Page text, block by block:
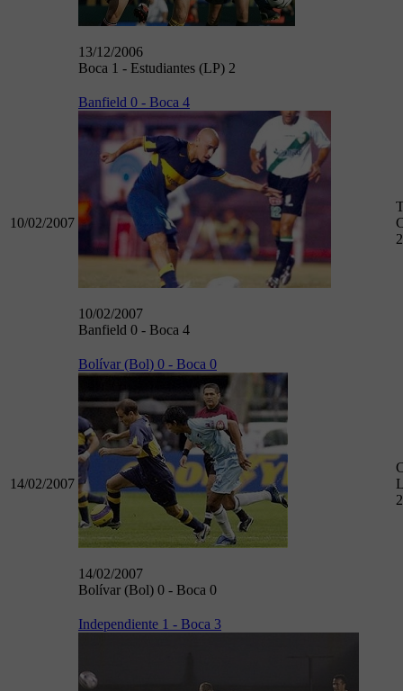
13/12/2006
Boca 1 - Estudiantes (LP) 2
10/02/2007
Banfield 0 - Boca 4
10/02/2007
Banfield 0 - Boca 4
14/02/2007
Bolívar (Bol) 0 - Boca 0
14/02/2007
Bolívar (Bol) 0 - Boca 0
Independiente 1 - Boca 3